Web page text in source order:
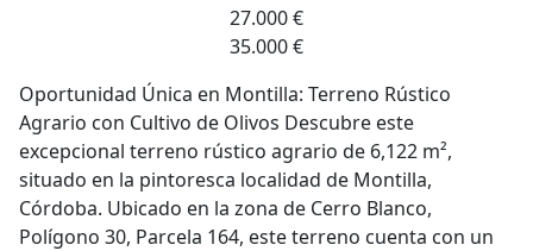
27.000 €
35.000 €
Oportunidad Única en Montilla: Terreno Rústico
Agrario con Cultivo de Olivos Descubre este
excepcional terreno rústico agrario de 6,122 m²,
situado en la pintoresca localidad de Montilla,
Córdoba. Ubicado en la zona de Cerro Blanco,
Polígono 30, Parcela 164, este terreno cuenta con un